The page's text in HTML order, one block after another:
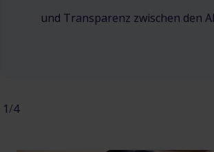
und Transparenz zwischen den
1/4